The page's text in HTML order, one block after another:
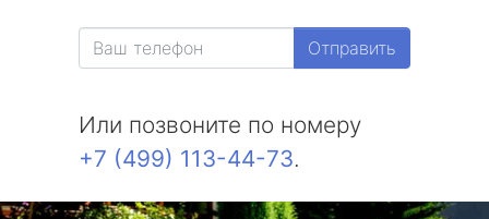
Отправить
Или позвоните по номеру
+7 (499) 113-44-73.